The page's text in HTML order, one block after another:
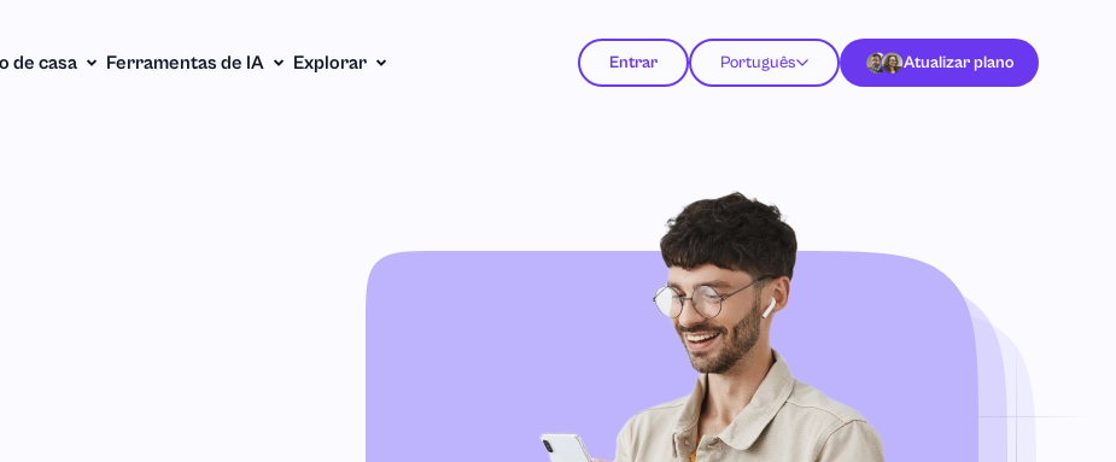
de casa Ferramentas de IA Explorar Entrar Português Atualizar plano